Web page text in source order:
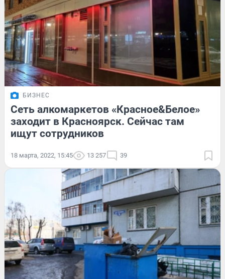
БИЗНЕС
Сеть алкомаркетов «Красное&Белое»
заходит в Красноярск. Сейчас там
ищут сотрудников
18 марта, 2022, 15:45 13 257 39